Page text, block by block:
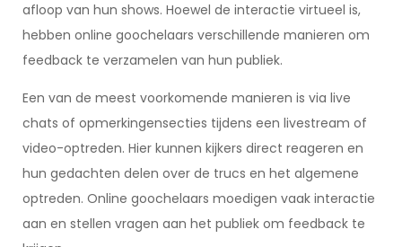
afloop van hun shows. Hoewel de interactie virtueel is,
hebben online goochelaars verschillende manieren om
feedback te verzamelen van hun publiek.
Een van de meest voorkomende manieren is via live
chats of opmerkingensecties tijdens een livestream of
video-optreden. Hier kunnen kijkers direct reageren en
hun gedachten delen over de trucs en het algemene
optreden. Online goochelaars moedigen vaak interactie
aan en stellen vragen aan het publiek om feedback te